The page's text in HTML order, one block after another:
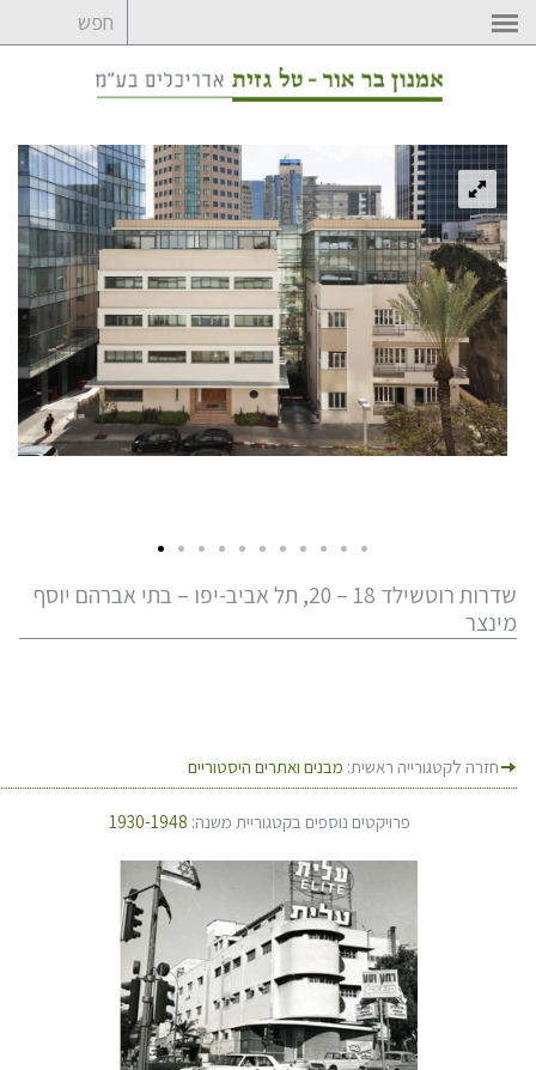
לדלג
לתוכן
שדרות רוטשילד 18 – 20, תל אביב-יפו – בתי אברהם יוסף
מינצר
חזרה לקטגורייה ראשית: מבנים ואתרים היסטוריים
פרויקטים נוספים בקטגוריית משנה: 1930-1948